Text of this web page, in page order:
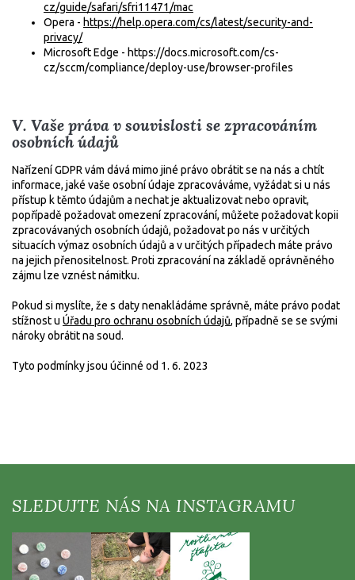
cz/guide/safari/sfri11471/mac
Opera - https://help.opera.com/cs/latest/security-and-
privacy/
Microsoft Edge - https://docs.microsoft.com/cs-
cz/sccm/compliance/deploy-use/browser-profiles
V. Vaše práva v souvislosti se zpracováním
osobních údajů
Nařízení GDPR vám dává mimo jiné právo obrátit se na nás a chtít
informace, jaké vaše osobní údaje zpracováváme, vyžádat si u nás
přístup k těmto údajům a nechat je aktualizovat nebo opravit,
popřípadě požadovat omezení zpracování, můžete požadovat kopii
zpracovávaných osobních údajů, požadovat po nás v určitých
situacích výmaz osobních údajů a v určitých případech máte právo
na jejich přenositelnost. Proti zpracování na základě oprávněného
zájmu lze vznést námitku.
Pokud si myslíte, že s daty nenakládáme správně, máte právo podat
stížnost u Úřadu pro ochranu osobních údajů, případně se se svými
nároky obrátit na soud.
Tyto podmínky jsou účinné od 1. 6. 2023